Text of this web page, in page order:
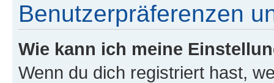
Benutzerpräferenzen
Wie kann ich meine
Wenn du dich registriert hast,